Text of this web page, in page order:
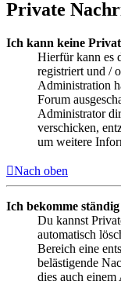
Private
Ich kann keine
Hierfür kann es
registriert und /
Administration
Forum
Administrator
verschicken,
um weitere
Nach oben
Ich bekomme
Du kannst
automatisch
Bereich eine
belästigende
dies auch